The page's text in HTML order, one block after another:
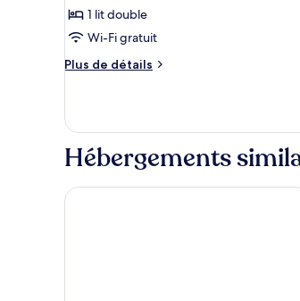
type
de
chambre :
1 lit double
Wi-Fi gratuit
Plus de détails
Plus
le
type
de
Chambre
Hébergements
Campanile Carcassonne Est La Cite